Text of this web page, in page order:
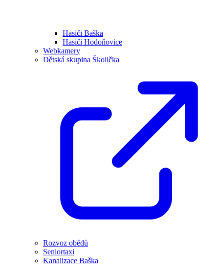
Hasiči Baška
Hasiči Hodoňovice
Webkamery
Dětská skupina Školička
Rozvoz obědů
Seniortaxi
Kanalizace Baška